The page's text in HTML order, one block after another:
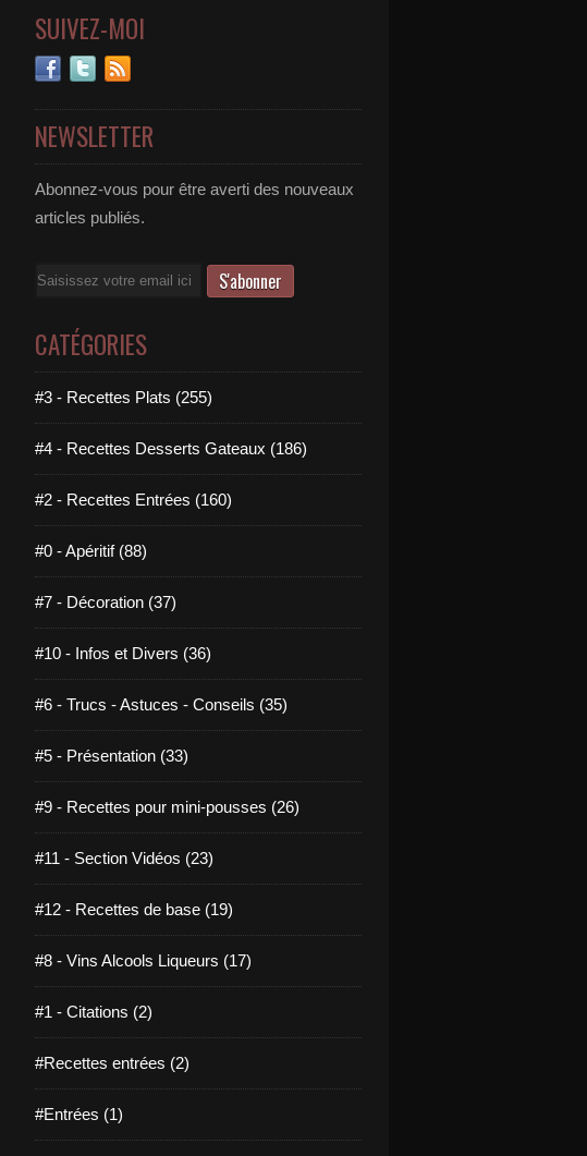
SUIVEZ-MOI
NEWSLETTER
Abonnez-vous pour être averti des nouveaux
articles publiés.
Email
CATÉGORIES
#3 - Recettes Plats (255)
#4 - Recettes Desserts Gateaux (186)
#2 - Recettes Entrées (160)
#0 - Apéritif (88)
#7 - Décoration (37)
#10 - Infos et Divers (36)
#6 - Trucs - Astuces - Conseils (35)
#5 - Présentation (33)
#9 - Recettes pour mini-pousses (26)
#11 - Section Vidéos (23)
#12 - Recettes de base (19)
#8 - Vins Alcools Liqueurs (17)
#1 - Citations (2)
#Recettes entrées (2)
#Entrées (1)